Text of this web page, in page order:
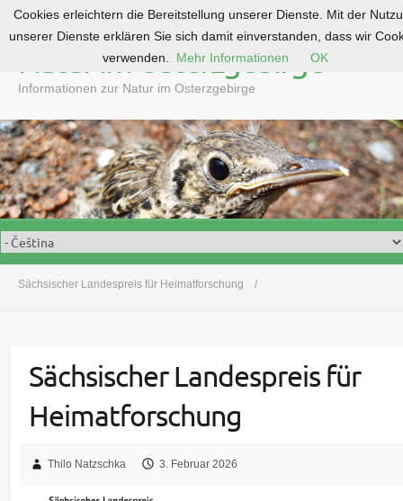
o
c
o
n
t
e
n
Natur im Osterzgebirge
Informationen zur Natur im Osterzgebirge
Sächsischer Landespreis für Heimatforschung
Sächsischer Landespreis für
Heimatforschung
Thilo Natzschka 3. Februar 2026
Cookies erleichtern die Bereitstellung unserer Dienste. Mit der
unserer Dienste erklären Sie sich damit einverstanden, dass wir
verwenden.
Mehr Informationen OK